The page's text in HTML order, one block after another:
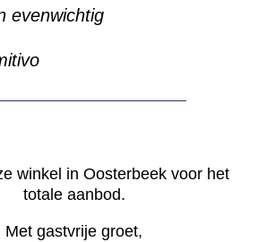
evenwichtig
winkel in Oosterbeek voor het
totale aanbod.
Met gastvrije groet,